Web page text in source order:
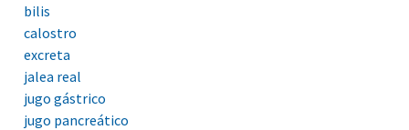
bilis
calostro
excreta
jalea real
jugo gástrico
jugo pancreático